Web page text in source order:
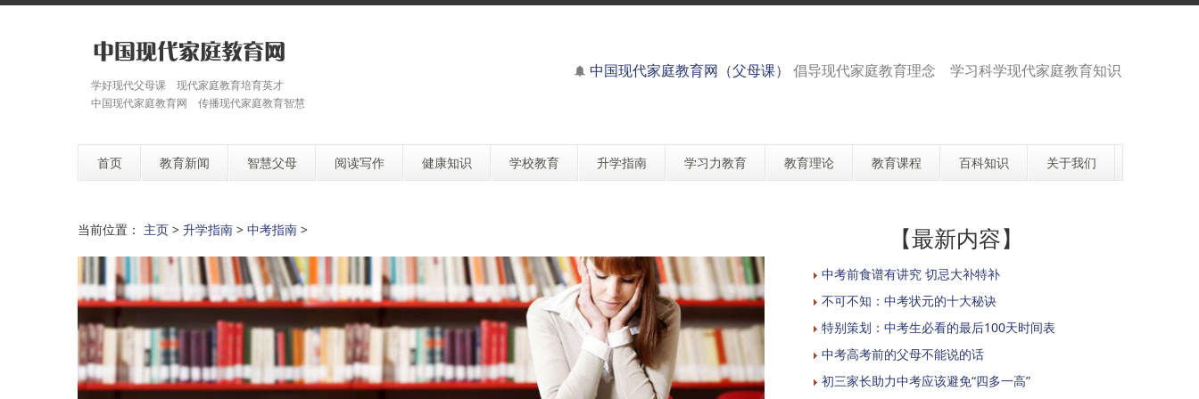
学好现代父母课 现代家庭教育培育英才
中国现代家庭教育网 传播现代家庭教育智慧
中国现代家庭教育网（父母课） 倡导现代家庭教育理念 学习科学现代家庭教育知识
首页 教育新闻 智慧父母 阅读写作 健康知识 学校教育 升学指南 学习力教育 教育理论 教育课程 百科知识 关于我们
当前位置： 主页 > 升学指南 > 中考指南 > 【最新内容】
中考前食谱有讲究 切忌大补特补
不可不知：中考状元的十大秘诀
特别策划：中考生必看的最后100天时间表
中考高考前的父母不能说的话
初三家长助力中考应该避免“四多一高”